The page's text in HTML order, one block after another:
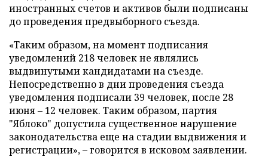
иностранных счетов и активов были подписаны
до проведения предвыборного съезда.
«Таким образом, на момент подписания
уведомлений 218 человек не являлись
выдвинутыми кандидатами на съезде.
Непосредственно в дни проведения съезда
уведомления подписали 39 человек, после 28
июня – 12 человек. Таким образом, партия
"Яблоко" допустила существенное нарушение
законодательства еще на стадии выдвижения и
регистрации», – говорится в исковом заявлении.